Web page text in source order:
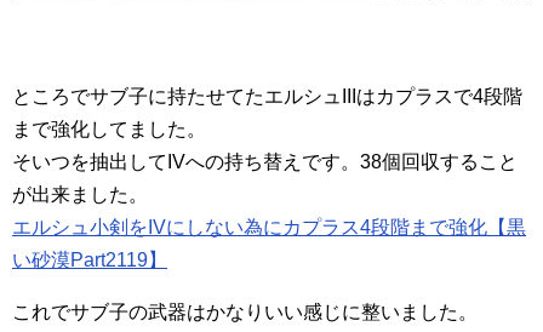
ところでサブ子に持たせてたエルシュIIIはカプラスで4段階
まで強化してました。
そいつを抽出してIVへの持ち替えです。38個回収すること
が出来ました。
エルシュ小剣をIVにしない為にカプラス4段階まで強化【黒
い砂漠Part2119】
これでサブ子の武器はかなりいい感じに整いました。